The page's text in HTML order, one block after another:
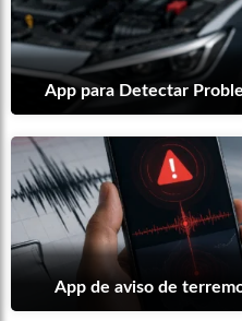
App para Detectar
App de aviso de